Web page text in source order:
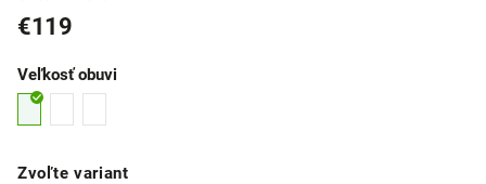
€119
Zvoľte variant
Veľkosť obuvi